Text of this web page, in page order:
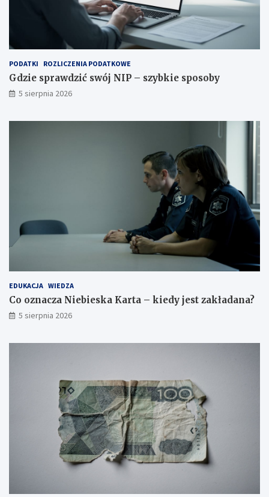
PODATKI ROZLICZENIA PODATKOWE
Gdzie sprawdzić swój NIP – szybkie sposoby
5 sierpnia 2026
EDUKACJA WIEDZA
Co oznacza Niebieska Karta – kiedy jest zakładana?
5 sierpnia 2026